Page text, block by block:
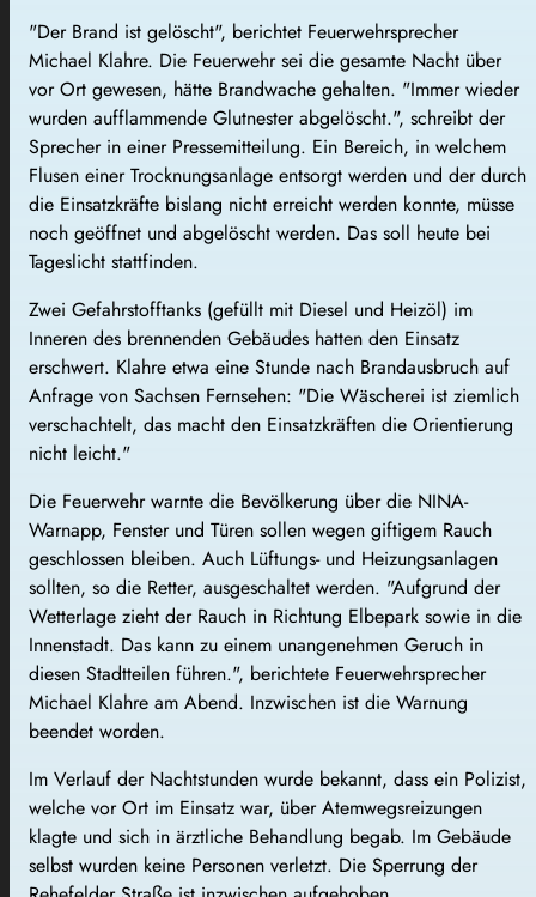
"Der Brand ist gelöscht", berichtet Feuerwehrsprecher
Michael Klahre. Die Feuerwehr sei die gesamte Nacht über
vor Ort gewesen, hätte Brandwache gehalten. "Immer wieder
wurden aufflammende Glutnester abgelöscht.", schreibt der
Sprecher in einer Pressemitteilung. Ein Bereich, in welchem
Flusen einer Trocknungsanlage entsorgt werden und der durch
die Einsatzkräfte bislang nicht erreicht werden konnte, müsse
noch geöffnet und abgelöscht werden. Das soll heute bei
Tageslicht stattfinden.
Zwei Gefahrstofftanks (gefüllt mit Diesel und Heizöl) im
Inneren des brennenden Gebäudes hatten den Einsatz
erschwert. Klahre etwa eine Stunde nach Brandausbruch auf
Anfrage von Sachsen Fernsehen: "Die Wäscherei ist ziemlich
verschachtelt, das macht den Einsatzkräften die Orientierung
nicht leicht."
Die Feuerwehr warnte die Bevölkerung über die NINA-
Warnapp, Fenster und Türen sollen wegen giftigem Rauch
geschlossen bleiben. Auch Lüftungs- und Heizungsanlagen
sollten, so die Retter, ausgeschaltet werden. "Aufgrund der
Wetterlage zieht der Rauch in Richtung Elbepark sowie in die
Innenstadt. Das kann zu einem unangenehmen Geruch in
diesen Stadtteilen führen.", berichtete Feuerwehrsprecher
Michael Klahre am Abend. Inzwischen ist die Warnung
beendet worden.
Im Verlauf der Nachtstunden wurde bekannt, dass ein Polizist,
welche vor Ort im Einsatz war, über Atemwegsreizungen
klagte und sich in ärztliche Behandlung begab. Im Gebäude
selbst wurden keine Personen verletzt. Die Sperrung der